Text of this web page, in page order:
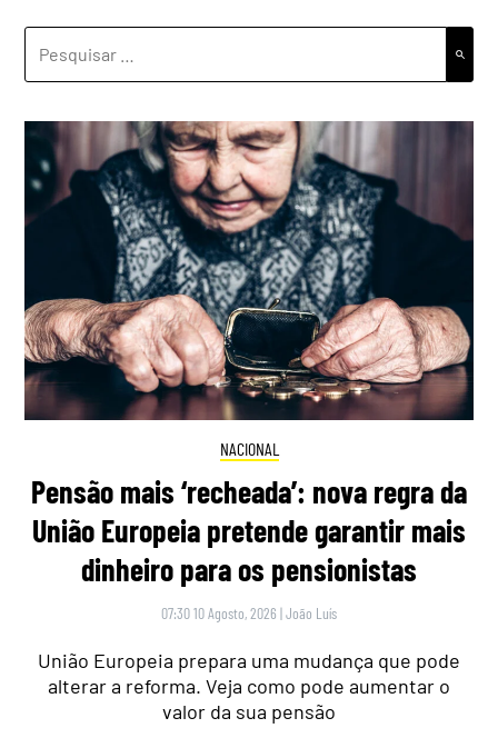
NACIONAL
Pensão mais ‘recheada’: nova regra da
União Europeia pretende garantir mais
dinheiro para os pensionistas
07:30 10 Agosto, 2026 |João Luís
União Europeia prepara uma mudança que pode
alterar a reforma. Veja como pode aumentar o
valor da sua pensão